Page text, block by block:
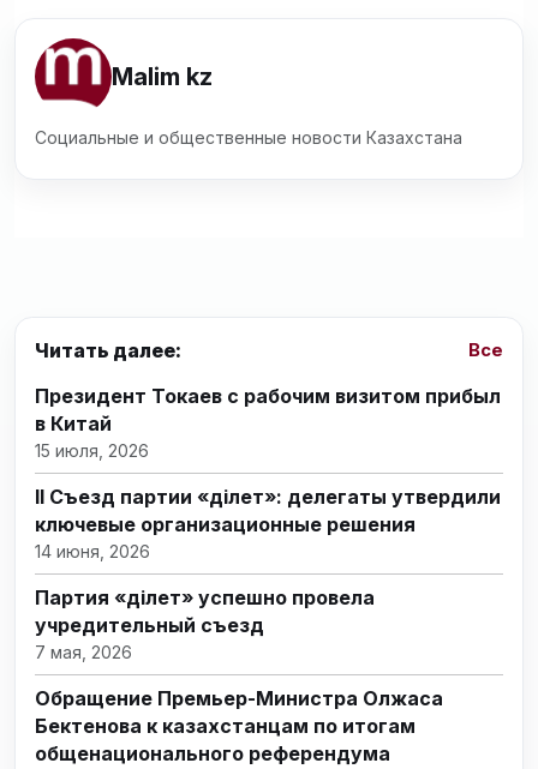
Malim kz
Социальные и общественные новости Казахстана
Читать далее: Все
Президент Токаев с рабочим визитом прибыл
в Китай
15 июля, 2026
II Съезд партии «Әділет»: делегаты утвердили
ключевые организационные решения
14 июня, 2026
Партия «Әділет» успешно провела
учредительный съезд
7 мая, 2026
Обращение Премьер-Министра Олжаса
Бектенова к казахстанцам по итогам
общенационального референдума